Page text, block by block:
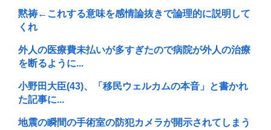
黙祷←これする意味を感情論抜きで論理的に説明して
くれ
外人の医療費未払いが多すぎたので病院が外人の治療
を断るように...
小野田大臣(43)、「移民ウェルカムの本音」と書かれ
た記事に...
地震の瞬間の手術室の防犯カメラが開示されてしまう